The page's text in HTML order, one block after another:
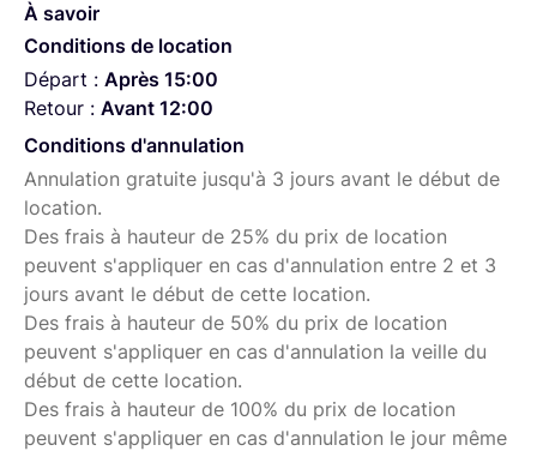
l’éclairage de spectacle.
appareil, un concepteur
peut utiliser la matrice à vue directe comme un écran LED
avec un projecteur de plus de 12 700 lumens, le tout au
sein d’un seul appareil.
L’agencement du P-3 Vision donne lieu à une matrice
puissante réunissant
l’éclairage et le contenu de pixels vidéo comme jamais
auparavant.
À savoir
Conditions de location
Départ : Après 15:00
Retour : Avant 12:00
Conditions d'annulation
Annulation gratuite jusqu'à 3 jours avant le début de
location.
Des frais à hauteur de 25% du prix de location
peuvent s'appliquer en cas d'annulation entre 2 et 3
jours avant le début de cette location.
Des frais à hauteur de 50% du prix de location
peuvent s'appliquer en cas d'annulation la veille du
début de cette location.
Des frais à hauteur de 100% du prix de location
peuvent s'appliquer en cas d'annulation le jour même